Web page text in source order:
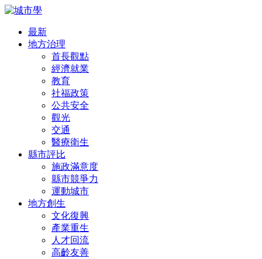
最新
地方治理
首長觀點
經濟就業
教育
社福政策
公共安全
觀光
交通
醫療衛生
縣市評比
施政滿意度
縣市競爭力
運動城市
地方創生
文化復興
產業重生
人才回流
高齡友善